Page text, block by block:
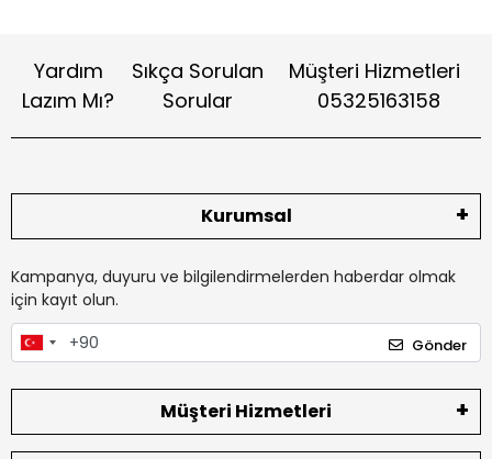
Yardım
Lazım Mı?
Sıkça Sorulan
Sorular
Müşteri Hizmetleri
05325163158
Kurumsal
Kampanya, duyuru ve bilgilendirmelerden haberdar olmak
için kayıt olun.
Gönder
Müşteri Hizmetleri